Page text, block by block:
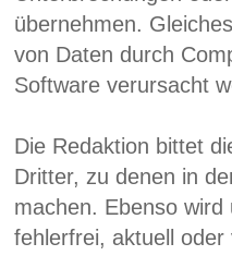
übernehmen.
von Daten durch
Software verursacht
Die Redaktion bittet
Dritter, zu denen in
machen. Ebenso
fehlerfrei, aktuell oder